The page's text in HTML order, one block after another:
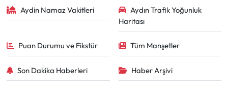
Aydin Namaz Vakitleri
Aydın Trafik Yoğunluk
Haritası
Puan Durumu ve Fikstür Tüm Manşetler
Son Dakika Haberleri Haber Arşivi